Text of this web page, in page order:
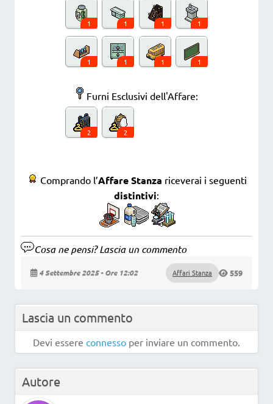
1 1 1 1
1 1 1 1
Furni Esclusivi dell'Affare:
2 2
Comprando l’Affare Stanza riceverai i seguenti
distintivi:
Cosa ne pensi? Lascia un commento
4 Settembre 2025 - Ore 12:02 Affari Stanza 559
Lascia un commento
Devi essere connesso per inviare un commento.
Autore